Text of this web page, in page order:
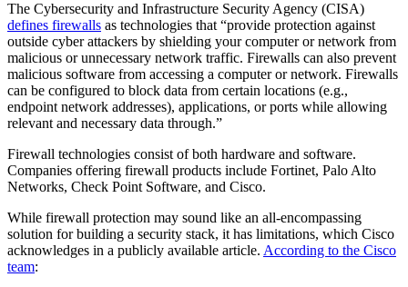
The Cybersecurity and Infrastructure Security Agency (CISA)
defines firewalls as technologies that “provide protection against
outside cyber attackers by shielding your computer or network from
malicious or unnecessary network traffic. Firewalls can also prevent
malicious software from accessing a computer or network. Firewalls
can be configured to block data from certain locations (e.g.,
endpoint network addresses), applications, or ports while allowing
relevant and necessary data through.”
Firewall technologies consist of both hardware and software.
Companies offering firewall products include Fortinet, Palo Alto
Networks, Check Point Software, and Cisco.
While firewall protection may sound like an all-encompassing
solution for building a security stack, it has limitations, which Cisco
acknowledges in a publicly available article. According to the Cisco
team: